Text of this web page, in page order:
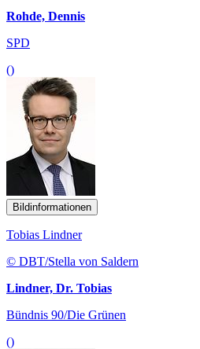
Rohde, Dennis
SPD
()
Bildinformationen
Tobias Lindner
© DBT/Stella von Saldern
Lindner, Dr. Tobias
Bündnis 90/Die Grünen
()